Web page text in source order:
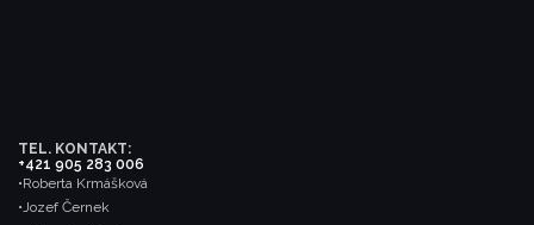
TEL. KONTAKT:
•Roberta Krmášková
+421 905 283 006
•Jozef Černek